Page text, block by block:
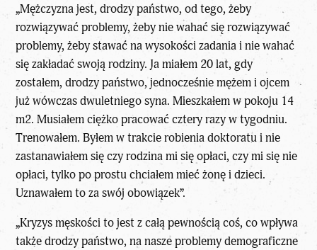
„Mężczyzna jest, drodzy państwo, od tego, żeby
rozwiązywać problemy, żeby nie wahać się rozwiązywać
problemy, żeby stawać na wysokości zadania i nie wahać
się zakładać swoją rodziny. Ja miałem 20 lat, gdy
zostałem, drodzy państwo, jednocześnie mężem i ojcem
już wówczas dwuletniego syna. Mieszkałem w pokoju 14
m2. Musiałem ciężko pracować cztery razy w tygodniu.
Trenowałem. Byłem w trakcie robienia doktoratu i nie
zastanawiałem się czy rodzina mi się opłaci, czy mi się nie
opłaci, tylko po prostu chciałem mieć żonę i dzieci.
Uznawałem to za swój obowiązek”.
„Kryzys męskości to jest z całą pewnością coś, co wpływa
także drodzy państwo, na nasze problemy demograficzne